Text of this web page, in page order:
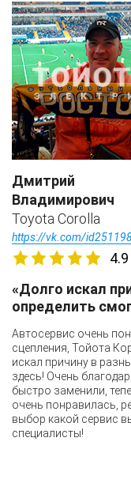
Дмитрий
Владимирович
Toyota Corolla
https://vk.com/
4.9
«Долго искал
определить
Автосервис очень
сцепления, Тойота
искал причину в
здесь! Очень
быстро заменили,
очень понравилась,
выбор какой сервис
специалисты!